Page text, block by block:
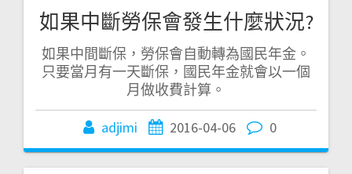
如果中斷勞保會發生什麼狀況?
如果中間斷保，勞保會自動轉為國民年金。
只要當月有一天斷保，國民年金就會以一個
月做收費計算。
adjimi 2016-04-06 0